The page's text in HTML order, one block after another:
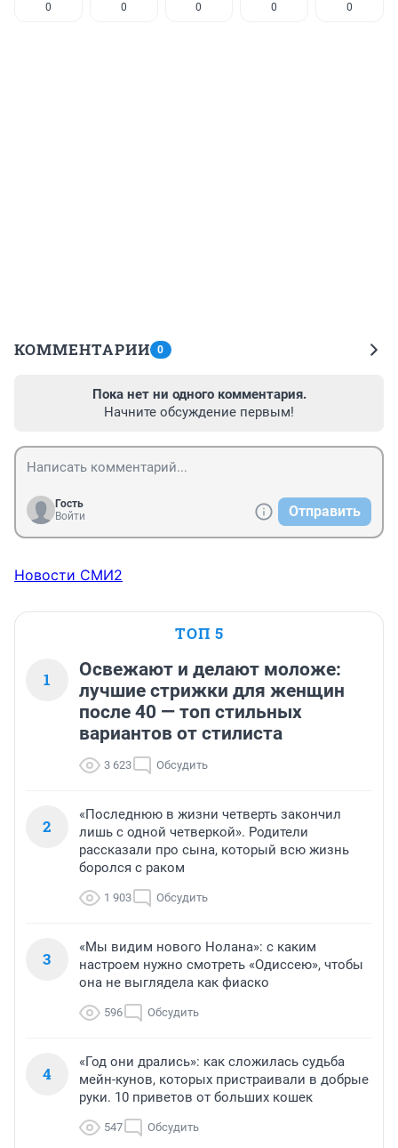
0 0 0 0 0
КОММЕНТАРИИ 0
Пока нет ни одного комментария.
Начните обсуждение первым!
Гость
Войти
Отправить
Новости СМИ2
ТОП 5
1
Освежают и делают моложе:
лучшие стрижки для женщин
после 40 — топ стильных
вариантов от стилиста
3 623 Обсудить
2
«Последнюю в жизни четверть закончил
лишь с одной четверкой». Родители
рассказали про сына, который всю жизнь
боролся с раком
1 903 Обсудить
3
«Мы видим нового Нолана»: с каким
настроем нужно смотреть «Одиссею», чтобы
она не выглядела как фиаско
596 Обсудить
4
«Год они дрались»: как сложилась судьба
мейн-кунов, которых пристраивали в добрые
руки. 10 приветов от больших кошек
547 Обсудить